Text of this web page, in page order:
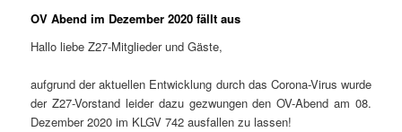
OV Abend im Dezember 2020 fällt aus
Hallo liebe Z27-Mitglieder und Gäste,
aufgrund der aktuellen Entwicklung durch das Corona-Virus wurde
der Z27-Vorstand leider dazu gezwungen den OV-Abend am 08.
Dezember 2020 im KLGV 742 ausfallen zu lassen!